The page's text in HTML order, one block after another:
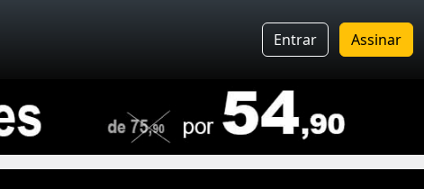
Entrar Assinar